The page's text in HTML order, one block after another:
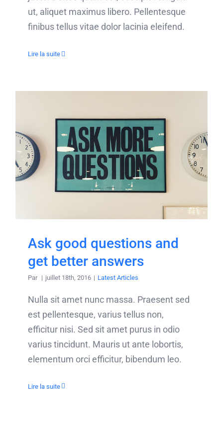
ut, aliquet maximus libero. Pellentesque
finibus tellus vitae dolor lacinia eleifend.
Lire la suite
Ask good questions and
get better answers
Par | juillet 18th, 2016 | Latest Articles
Nulla sit amet nunc massa. Praesent sed
est pellentesque, varius tellus non,
efficitur nisi. Sed sit amet purus in odio
varius tincidunt. Mauris ut ante lobortis,
elementum orci efficitur, bibendum leo.
Lire la suite